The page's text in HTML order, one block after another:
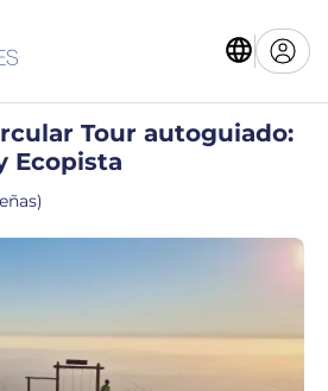
Tour autoguiado:
Ecopista